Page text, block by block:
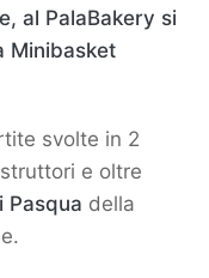
al PalaBakery si
Minibasket
svolte in 2
e oltre
Pasqua della